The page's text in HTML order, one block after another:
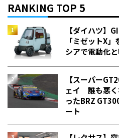
RANKING TOP 5
【ダイハツ】
「ミゼットX
シアで電動化
【スーパー
ェイ 誰も悪く
った――BRZ
ート